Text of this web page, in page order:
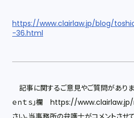
https://www.clairlaw.jp/blog/
-36.html
記事に関するご意見やご質問がありま
ｅｎｔｓ」欄 https://